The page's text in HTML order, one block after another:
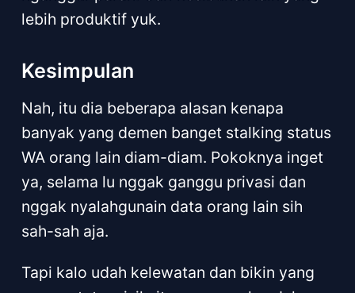
lebih produktif yuk.
Kesimpulan
Nah, itu dia beberapa alasan kenapa
banyak yang demen banget stalking status
WA orang lain diam-diam. Pokoknya inget
ya, selama lu nggak ganggu privasi dan
nggak nyalahgunain data orang lain sih
sah-sah aja.
Tapi kalo udah kelewatan dan bikin yang